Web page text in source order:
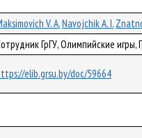
V. A.Navojchik A. I.
ГрГУ, Олимпийские игры,
elib.grsu.by/doc/59664